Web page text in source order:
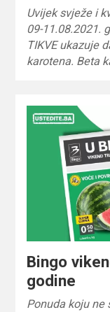
Uvijek svježe i
09-11.08.2021.
TIKVE ukazuje
karotena. Beta
Bingo
godine
Ponuda koju ne